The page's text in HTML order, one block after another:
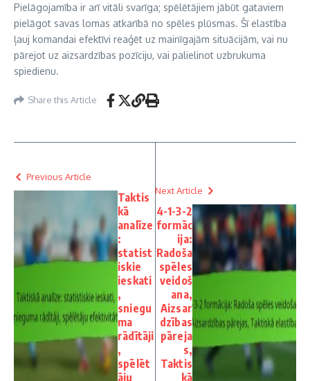
Pielāgojamība ir arī vitāli svarīga; spēlētājiem jābūt gataviem
pielāgot savas lomas atkarībā no spēles plūsmas. Šī elastība
ļauj komandai efektīvi reaģēt uz mainīgajām situācijām, vai nu
pārejot uz aizsardzības pozīciju, vai palielinot uzbrukuma
spiedienu.
Share this Article
Previous Article
Taktis
kā
analīze
:
statist
iskie
ieskati
,
sniegu
ma
rādītāji
,
spēlēt
āju
Next Article
4-1-3-2
formāc
ija:
Radoša
spēles
veidoš
ana,
Aizsar
dzības
pāreja
s,
Taktis
kā